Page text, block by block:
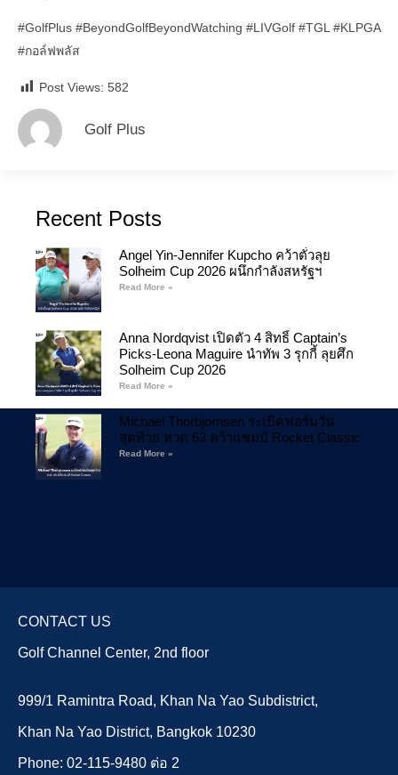
#GolfPlus #BeyondGolfBeyondWatching #LIVGolf #TGL #KLPGA
#กอล์ฟพลัส
Post Views: 582
Golf Plus
Recent Posts
Angel Yin-Jennifer Kupcho คว้าตั๋วลุย
Solheim Cup 2026 ผนึกกำลังสหรัฐฯ
Read More »
Anna Nordqvist เปิดตัว 4 สิทธิ์ Captain’s
Picks-Leona Maguire นำทัพ 3 รุกกี้ ลุยศึก
Solheim Cup 2026
Read More »
Michael Thorbjornsen ระเบิดฟอร์มวัน
สุดท้าย หวด 63 คว้าแชมป์ Rocket Classic
Read More »
CONTACT US
Golf Channel Center, 2nd floor
999/1 Ramintra Road, Khan Na Yao Subdistrict,
Khan Na Yao District, Bangkok 10230
Phone: 02-115-9480 ต่อ 2